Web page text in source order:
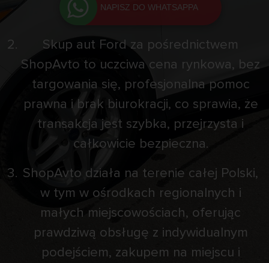
NAPISZ DO WHATSAPPA
Skup aut Ford za pośrednictwem
ShopAvto to uczciwa cena rynkowa, bez
targowania się, profesjonalna pomoc
prawna i brak biurokracji, co sprawia, że
transakcja jest szybka, przejrzysta i
całkowicie bezpieczna.
ShopAvto działa na terenie całej Polski,
w tym w ośrodkach regionalnych i
małych miejscowościach, oferując
prawdziwą obsługę z indywidualnym
podejściem, zakupem na miejscu i